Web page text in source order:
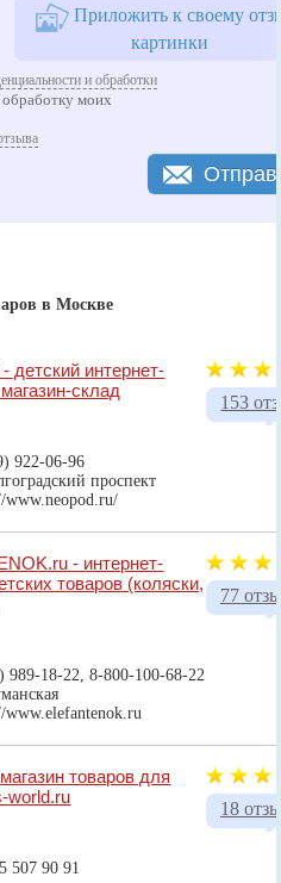
Приложить к своему
картинки
и обработки
обработку моих
в Москве
153
детский интернет-
склад
922-06-96
проспект
www.neopod.ru/
77
- интернет-
товаров (коляски,
989-18-22, 8-800-100-68-22
www.elefantenok.ru
18
товаров для
world.ru
507 90 91